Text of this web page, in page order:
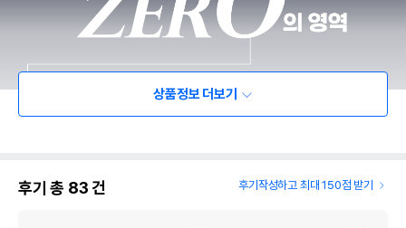
상품정보 더보기
후기 총 83건 후기작성하고 최대 150점 받기